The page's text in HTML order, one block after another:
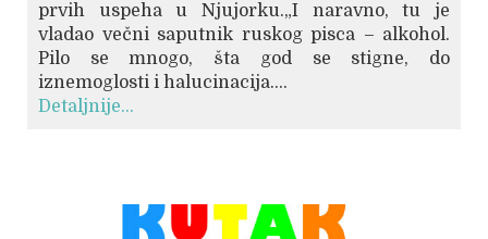
prvih uspeha u Njujorku.„I naravno, tu je
vladao večni saputnik ruskog pisca – alkohol.
Pilo se mnogo, šta god se stigne, do
iznemoglosti i halucinacija....
Detaljnije...